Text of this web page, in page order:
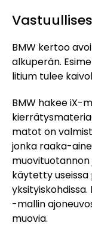
BMW kertoo
alkuperän.
litium tulee
BMW hakee iX-
matot on
jonka raaka-
käytetty useissa
yksityiskohdissa.
-mallin
muovia.